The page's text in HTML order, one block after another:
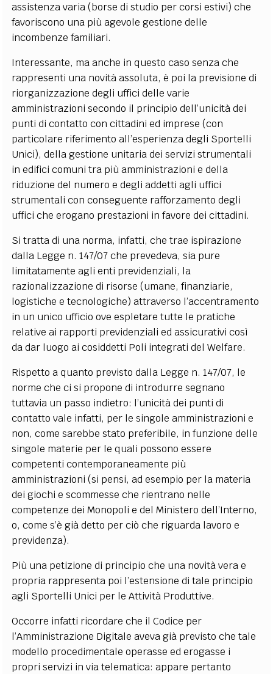
assistenza varia (borse di studio per corsi estivi) che
favoriscono una più agevole gestione delle
incombenze familiari.
Interessante, ma anche in questo caso senza che
rappresenti una novità assoluta, è poi la previsione di
riorganizzazione degli uffici delle varie
amministrazioni secondo il principio dell’unicità dei
punti di contatto con cittadini ed imprese (con
particolare riferimento all’esperienza degli Sportelli
Unici), della gestione unitaria dei servizi strumentali
in edifici comuni tra più amministrazioni e della
riduzione del numero e degli addetti agli uffici
strumentali con conseguente rafforzamento degli
uffici che erogano prestazioni in favore dei cittadini.
Si tratta di una norma, infatti, che trae ispirazione
dalla Legge n. 147/07 che prevedeva, sia pure
limitatamente agli enti previdenziali, la
razionalizzazione di risorse (umane, finanziarie,
logistiche e tecnologiche) attraverso l’accentramento
in un unico ufficio ove espletare tutte le pratiche
relative ai rapporti previdenziali ed assicurativi così
da dar luogo ai cosiddetti Poli integrati del Welfare.
Rispetto a quanto previsto dalla Legge n. 147/07, le
norme che ci si propone di introdurre segnano
tuttavia un passo indietro: l’unicità dei punti di
contatto vale infatti, per le singole amministrazioni e
non, come sarebbe stato preferibile, in funzione delle
singole materie per le quali possono essere
competenti contemporaneamente più
amministrazioni (si pensi, ad esempio per la materia
dei giochi e scommesse che rientrano nelle
competenze dei Monopoli e del Ministero dell’Interno,
o, come s’è già detto per ciò che riguarda lavoro e
previdenza).
Più una petizione di principio che una novità vera e
propria rappresenta poi l’estensione di tale principio
agli Sportelli Unici per le Attività Produttive.
Occorre infatti ricordare che il Codice per
l’Amministrazione Digitale aveva già previsto che tale
modello procedimentale operasse ed erogasse i
propri servizi in via telematica: appare pertanto